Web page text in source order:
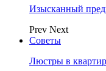
Изысканный
Prev Next
Советы
Люстры в